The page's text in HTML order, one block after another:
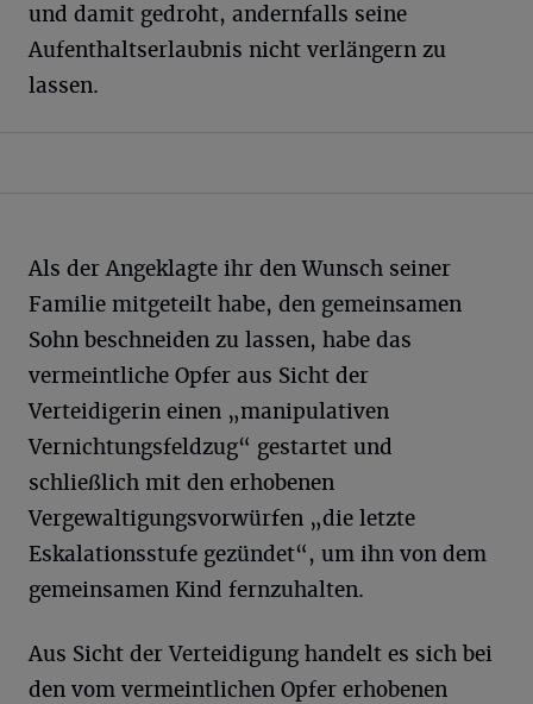
und damit gedroht, andernfalls seine
Aufenthaltserlaubnis nicht verlängern zu
lassen.
Als der Angeklagte ihr den Wunsch seiner
Familie mitgeteilt habe, den gemeinsamen
Sohn beschneiden zu lassen, habe das
vermeintliche Opfer aus Sicht der
Verteidigerin einen „manipulativen
Vernichtungsfeldzug“ gestartet und
schließlich mit den erhobenen
Vergewaltigungsvorwürfen „die letzte
Eskalationsstufe gezündet“, um ihn von dem
gemeinsamen Kind fernzuhalten.
Aus Sicht der Verteidigung handelt es sich bei
den vom vermeintlichen Opfer erhobenen